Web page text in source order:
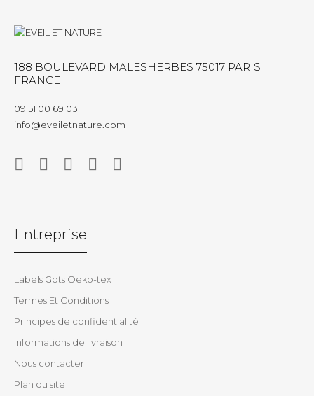
188 BOULEVARD MALESHERBES 75017 PARIS
FRANCE
09 51 00 69 03
info@eveiletnature.com
Entreprise
Labels Gots Oeko-tex
Termes Et Conditions
Principes de confidentialité
Informations de livraison
Nous contacter
Plan du site